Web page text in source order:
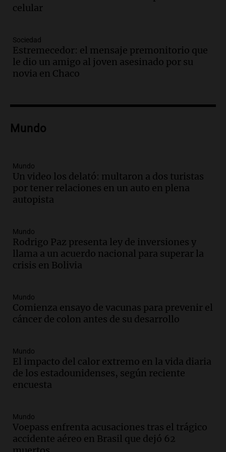
Episodios
más femicidios del país, según informe
de Casa del Encuentro
Panorama Federal
Episodios
Procrear en la provincia
Episodios
y críticas entre senadores
Panorama Federal
Episodios
Audio.
Marocco
Panorama Federal
Episodios
Audio.Ordenan el reintegro de dos
Panorama Federal
Episodios
Audio.Inviolabilidad de la propiedad
importantes
Editorial
Episodios
Audio.
La Argentina Posible
Episodios
Audio.
Ganó una beca en la secundaria,
celular
Sociedad
Estremecedor: el mensaje premonitorio que
le dio un amigo al joven asesinado por su
novia en Chaco
Mundo
Mundo
Un video los delató: multaron a dos turistas
por tener relaciones en un auto en plena
autopista
Mundo
Rodrigo Paz presenta ley de inversiones y
llama a un acuerdo nacional para superar la
crisis en Bolivia
Mundo
Comienza ensayo de vacunas para prevenir el
cáncer de colon antes de su desarrollo
Mundo
El impacto del calor extremo en la vida diaria
de los estadounidenses, según reciente
encuesta
Mundo
Voepass enfrenta acusaciones tras el trágico
accidente aéreo en Brasil que dejó 62